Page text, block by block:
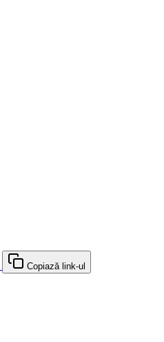
Copiază link-ul